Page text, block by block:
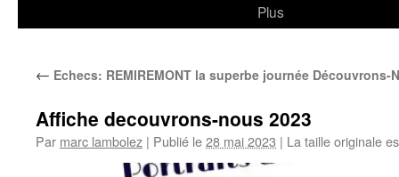
Plus
← Echecs: REMIREMONT la superbe journée
Affiche decouvrons-nous 2023
Par marc lambolez | Publié le28 mai 2023 | La taille originale